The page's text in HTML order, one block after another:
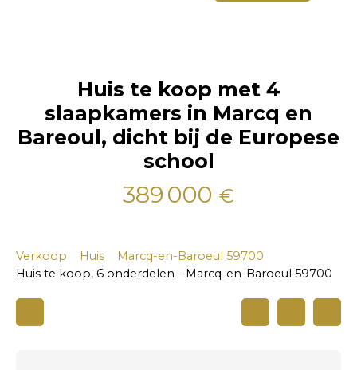
Huis te koop met 4
slaapkamers in Marcq en
Bareoul, dicht bij de Europese
school
389 000 €
Verkoop Huis
Marcq-en-Baroeul 59700
Huis te koop, 6 onderdelen - Marcq-en-Baroeul 59700